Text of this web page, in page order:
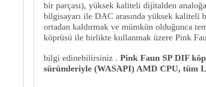
bir parçası), yüksek kaliteli dijitalden
bilgisayarı ile DAC arasında yüksek kaliteli
ortadan kaldırmak ve mümkün olduğunca
köprüsü ile birlikte kullanmak üzere Pink
bilgi edinebilirsiniz . Pink Faun SP DIF
sürümleriyle (WASAPI) AMD CPU, tüm